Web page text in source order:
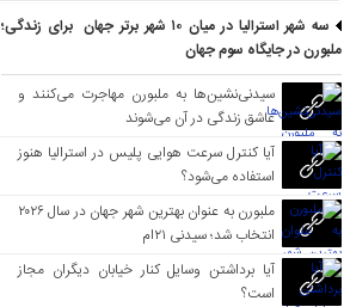
سه شهر استرالیا در میان ۱۰ شهر برتر جهان برای زندگی؛
ملبورن در جایگاه سوم جهان
سیدنی‌نشین‌ها به ملبورن مهاجرت می‌کنند و
عاشق زندگی در آن می‌شوند
آیا کنترل سرعت هوایی پلیس در استرالیا هنوز
استفاده می‌شود؟
ملبورن به عنوان بهترین شهر جهان در سال ۲۰۲۶
انتخاب شد؛ سیدنی ۲۱‌ام
آیا برداشتن وسایل کنار خیابان دیگران مجاز
است؟